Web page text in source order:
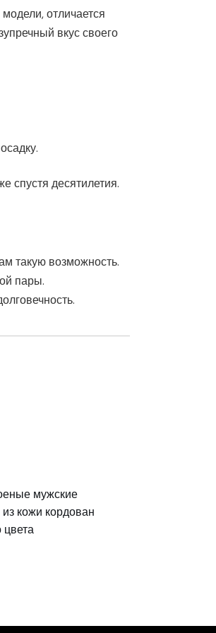
отличается
вкус своего
спустя десятилетия.
такую возможность.
пары.
мужские
кожи кордован
цвета